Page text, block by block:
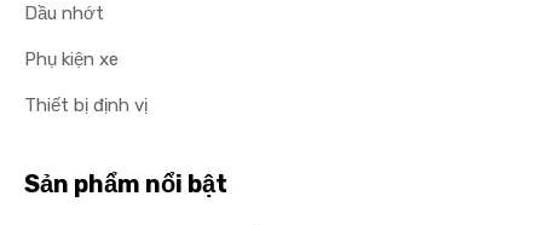
Dầu nhớt
Phụ kiện xe
Thiết bị định vị
Sản phẩm nổi bật